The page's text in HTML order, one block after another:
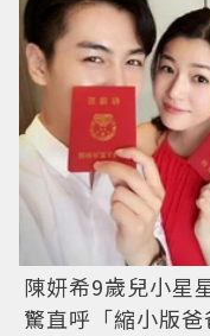
陳妍希9歲兒小星
驚直呼「縮小版爸